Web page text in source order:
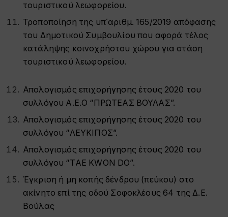
τουριστικού λεωφορείου.
Τροποποίηση της υπ΄αριθμ. 165/2019 απόφασης
του Δημοτικού Συμβουλίου που αφορά τέλος
κατάληψης κοινοχρήστου χώρου για στάση
τουριστικού λεωφορείου.
Απολογισμός επιχορήγησης έτους 2020 του
συλλόγου Α.Ε.Ο “ΠΡΩΤΕΑΣ ΒΟΥΛΑΣ”.
Απολογισμός επιχορήγησης έτους 2020 του
συλλόγου “ΛΕΥΚΙΠΟΣ”.
Απολογισμός επιχορήγησης έτους 2020 του
συλλόγου “ΤAE KWON DO”.
Έγκριση ή μη κοπής δένδρου (πεύκου) στο
ακίνητο επί της οδού Σοφοκλέους 64 της Δ.Ε.
Βούλας